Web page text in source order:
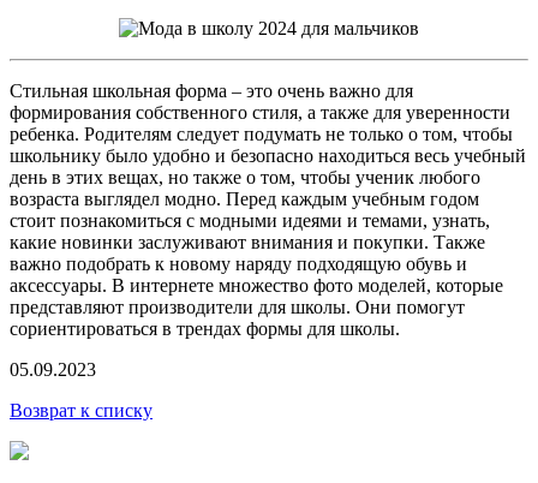
Стильная школьная форма – это очень важно для
формирования собственного стиля, а также для уверенности
ребенка. Родителям следует подумать не только о том, чтобы
школьнику было удобно и безопасно находиться весь учебный
день в этих вещах, но также о том, чтобы ученик любого
возраста выглядел модно. Перед каждым учебным годом
стоит познакомиться с модными идеями и темами, узнать,
какие новинки заслуживают внимания и покупки. Также
важно подобрать к новому наряду подходящую обувь и
аксессуары. В интернете множество фото моделей, которые
представляют производители для школы. Они помогут
сориентироваться в трендах формы для школы.
05.09.2023
Возврат к списку